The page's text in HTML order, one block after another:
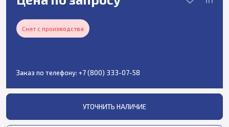
Снят с производства
Заказ по телефону: +7 (800) 333-07-58
УТОЧНИТЬ НАЛИЧИЕ